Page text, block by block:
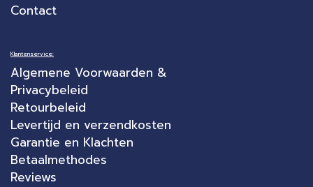
Contact
Klantenservice:
Algemene Voorwaarden &
Privacybeleid
Retourbeleid
Levertijd en verzendkosten
Garantie en Klachten
Betaalmethodes
Reviews